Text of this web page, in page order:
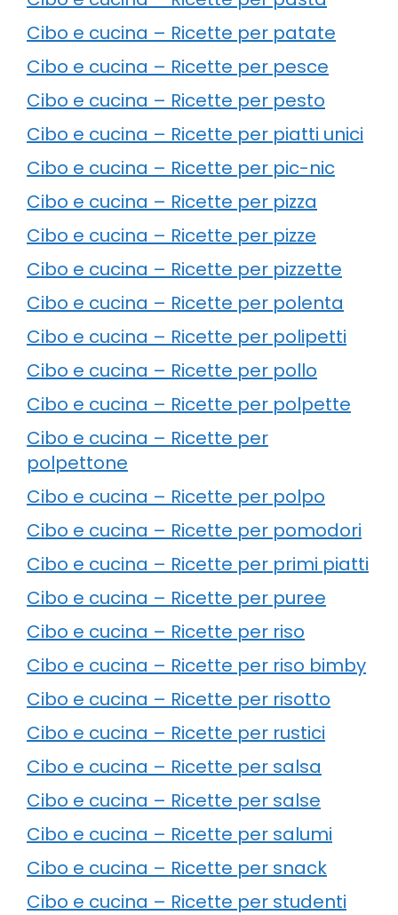
Cibo e cucina – Ricette per patate
Cibo e cucina – Ricette per pesce
Cibo e cucina – Ricette per pesto
Cibo e cucina – Ricette per piatti unici
Cibo e cucina – Ricette per pic-nic
Cibo e cucina – Ricette per pizza
Cibo e cucina – Ricette per pizze
Cibo e cucina – Ricette per pizzette
Cibo e cucina – Ricette per polenta
Cibo e cucina – Ricette per polipetti
Cibo e cucina – Ricette per pollo
Cibo e cucina – Ricette per polpette
Cibo e cucina – Ricette per
polpettone
Cibo e cucina – Ricette per polpo
Cibo e cucina – Ricette per pomodori
Cibo e cucina – Ricette per primi piatti
Cibo e cucina – Ricette per puree
Cibo e cucina – Ricette per riso
Cibo e cucina – Ricette per riso bimby
Cibo e cucina – Ricette per risotto
Cibo e cucina – Ricette per rustici
Cibo e cucina – Ricette per salsa
Cibo e cucina – Ricette per salse
Cibo e cucina – Ricette per salumi
Cibo e cucina – Ricette per snack
Cibo e cucina – Ricette per studenti